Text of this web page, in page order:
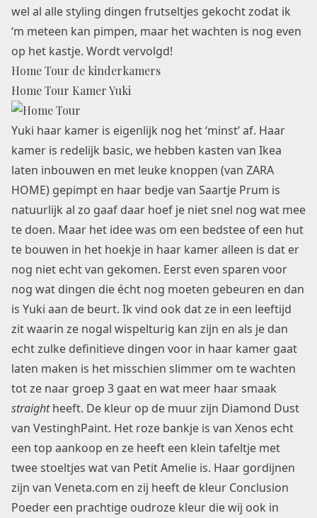
wel al alle styling dingen frutseltjes gekocht zodat ik
‘m meteen kan pimpen, maar het wachten is nog even
op het kastje. Wordt vervolgd!
Home Tour de kinderkamers
Home Tour Kamer Yuki
Yuki haar kamer is eigenlijk nog het ‘minst’ af. Haar
kamer is redelijk basic, we hebben kasten van Ikea
laten inbouwen en met leuke knoppen (van ZARA
HOME) gepimpt en haar bedje van Saartje Prum is
natuurlijk al zo gaaf daar hoef je niet snel nog wat mee
te doen. Maar het idee was om een bedstee of een hut
te bouwen in het hoekje in haar kamer alleen is dat er
nog niet echt van gekomen. Eerst even sparen voor
nog wat dingen die écht nog moeten gebeuren en dan
is Yuki aan de beurt. Ik vind ook dat ze in een leeftijd
zit waarin ze nogal wispelturig kan zijn en als je dan
echt zulke definitieve dingen voor in haar kamer gaat
laten maken is het misschien slimmer om te wachten
tot ze naar groep 3 gaat en wat meer haar smaak
straightheeft. De kleur op de muur zijn Diamond Dust
van VestinghPaint. Het roze bankje is van Xenos echt
een top aankoop en ze heeft een klein tafeltje met
twee stoeltjes wat van Petit Amelie is. Haar gordijnen
zijn van Veneta.com en zij heeft de kleur Conclusion
Poeder een prachtige oudroze kleur die wij ook in